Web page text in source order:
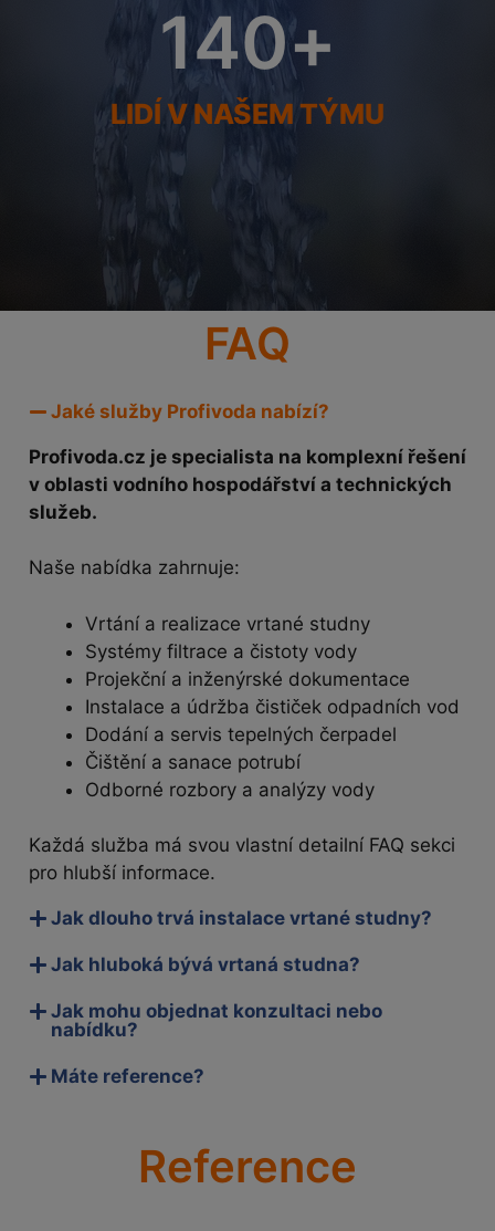
140+
LIDÍ V NAŠEM TÝMU
FAQ
Jaké služby Profivoda nabízí?
Profivoda.cz je specialista na komplexní řešení
v oblasti vodního hospodářství a technických
služeb.
Naše nabídka zahrnuje:
Vrtání a realizace vrtané studny
Systémy filtrace a čistoty vody
Projekční a inženýrské dokumentace
Instalace a údržba čističek odpadních vod
Dodání a servis tepelných čerpadel
Čištění a sanace potrubí
Odborné rozbory a analýzy vody
Každá služba má svou vlastní detailní FAQ sekci
pro hlubší informace.
Jak dlouho trvá instalace vrtané studny?
Jak hluboká bývá vrtaná studna?
Jak mohu objednat konzultaci nebo
nabídku?
Máte reference?
Reference